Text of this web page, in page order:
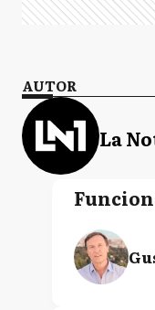
AUTOR
La